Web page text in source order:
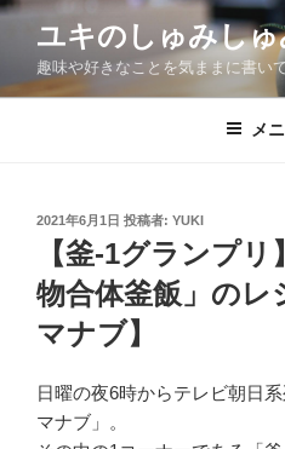
コ
ン
ユキのしゅみし
趣味や好きなことを気ままに書い
メ
投
2021年6月1日 投稿者: YUKI
【釜-1グランプ
物合体釜飯」のレ
マナブ】
日曜の夜6時からテレビ朝日
マナブ」。